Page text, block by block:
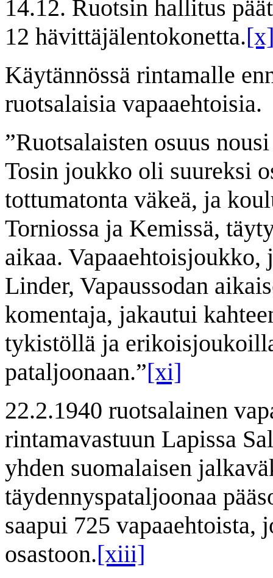
14.12. Ruotsin hallitus
12 hävittäjälentokonetta.
Käytännössä rintamalle
ruotsalaisia vapaaehtoisia.
”Ruotsalaisten osuus
Tosin joukko oli suureksi
tottumatonta väkeä, ja
Torniossa ja Kemissä,
aikaa.
Linder, Vapaussodan
komentaja, jakautui
tykistöllä ja
pataljoonaan.”[xi]
22.2.1940 ruotsalainen
rintamavastuun Lapissa
yhden suomalaisen
täydennyspataljoonaa
saapui 725
osastoon.[xiii]